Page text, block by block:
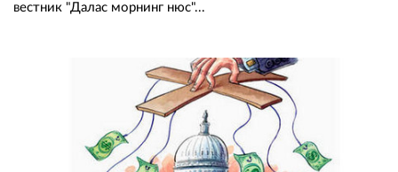
вестник "Далас морнинг нюс"...